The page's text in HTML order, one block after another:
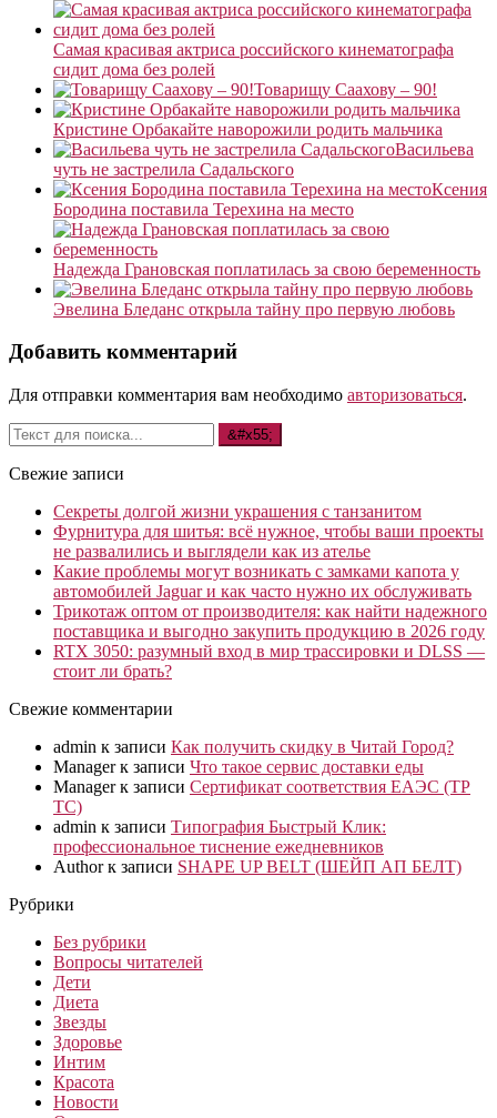
Самая красивая актриса российского кинематографа
сидит дома без ролей
Товарищу Саахову – 90!
Кристине Орбакайте наворожили родить мальчика
Васильева
чуть не застрелила Садальского
Ксения
Бородина поставила Терехина на место
Надежда Грановская поплатилась за свою беременность
Эвелина Бледанс открыла тайну про первую любовь
Добавить комментарий
Для отправки комментария вам необходимо авторизоваться.
Свежие записи
Секреты долгой жизни украшения с танзанитом
Фурнитура для шитья: всё нужное, чтобы ваши проекты
не развалились и выглядели как из ателье
Какие проблемы могут возникать с замками капота у
автомобилей Jaguar и как часто нужно их обслуживать
Трикотаж оптом от производителя: как найти надежного
поставщика и выгодно закупить продукцию в 2026 году
RTX 3050: разумный вход в мир трассировки и DLSS —
стоит ли брать?
Свежие комментарии
admin к записи Как получить скидку в Читай Город?
Managerк записи Что такое сервис доставки еды
Managerк записи Сертификат соответствия ЕАЭС (ТР
ТС)
admin к записи Типография Быстрый Клик:
профессиональное тиснение ежедневников
Authorк записи SHAPE UP BELT (ШЕЙП АП БЕЛТ)
Рубрики
Без рубрики
Вопросы читателей
Дети
Диета
Звезды
Здоровье
Интим
Красота
Новости